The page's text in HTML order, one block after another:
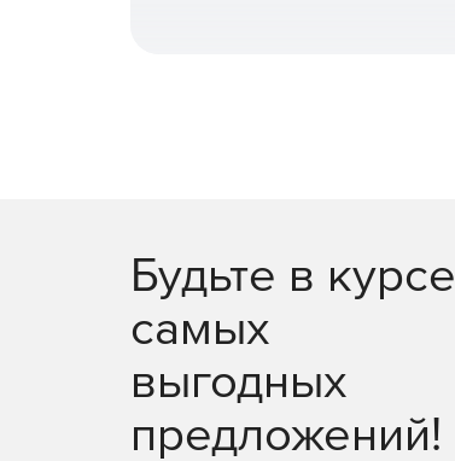
Будьте в курсе
самых
выгодных
предложений!